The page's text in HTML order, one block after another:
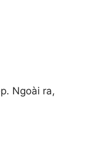
Ngoài ra,